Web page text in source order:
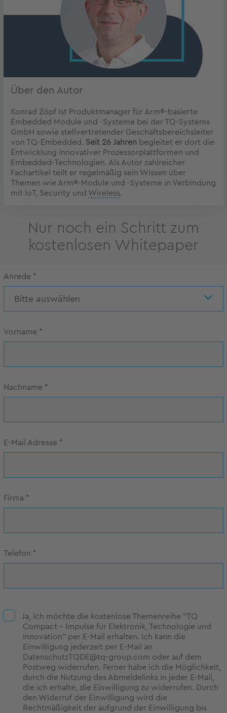
Über den Autor
Konrad Zöpf ist Produktmanager für Arm®-basierte
Embedded Module und -Systeme bei der TQ-Systems
GmbH sowie stellvertretender Geschäftsbereichsleiter
von TQ-Embedded. Seit 26 Jahren begleitet er dort die
Entwicklung innovativer Prozessorplattformen und
Embedded-Technologien. Als Autor zahlreicher
Fachartikel teilt er regelmäßig sein Wissen über
Themen wie Arm®-Module und -Systeme in Verbindung
mit IoT, Security und Wireless.
Nur noch ein Schritt zum
kostenlosen Whitepaper
Anrede *
Bitte auswählen
Vorname *
Nachname *
E-Mail Adresse *
Firma *
Telefon *
Ja, ich möchte die kostenlose Themenreihe "TQ
Compact - Impulse für Elektronik, Technologie und
Innovation" per E-Mail erhalten. Ich kann die
Einwilligung jederzeit per E-Mail an
DatenschutzTQDE@tq-group.com oder auf dem
Postweg widerrufen. Ferner habe ich die Möglichkeit,
durch die Nutzung des Abmeldelinks in jeder E-Mail,
die ich erhalte, die Einwilligung zu widerrufen. Durch
den Widerruf der Einwilligung wird die
Rechtmäßigkeit der aufgrund der Einwilligung bis